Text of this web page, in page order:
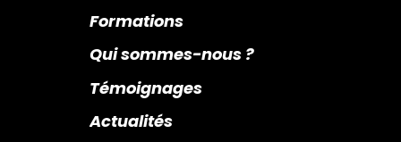
Formations
Qui sommes-nous ?
Témoignages
Actualités